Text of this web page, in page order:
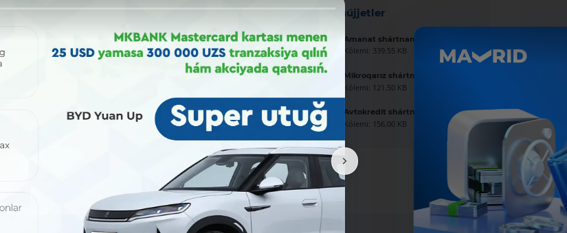
Jańa hújjetler
Amanat shártnaması úlgisi
Kólemi: 339.55 KB
Mikroqarız shártnaması úlgisi
Kólemi: 121.50 KB
Avtokredit shártnaması úlgisi
Kólemi: 156.00 KB